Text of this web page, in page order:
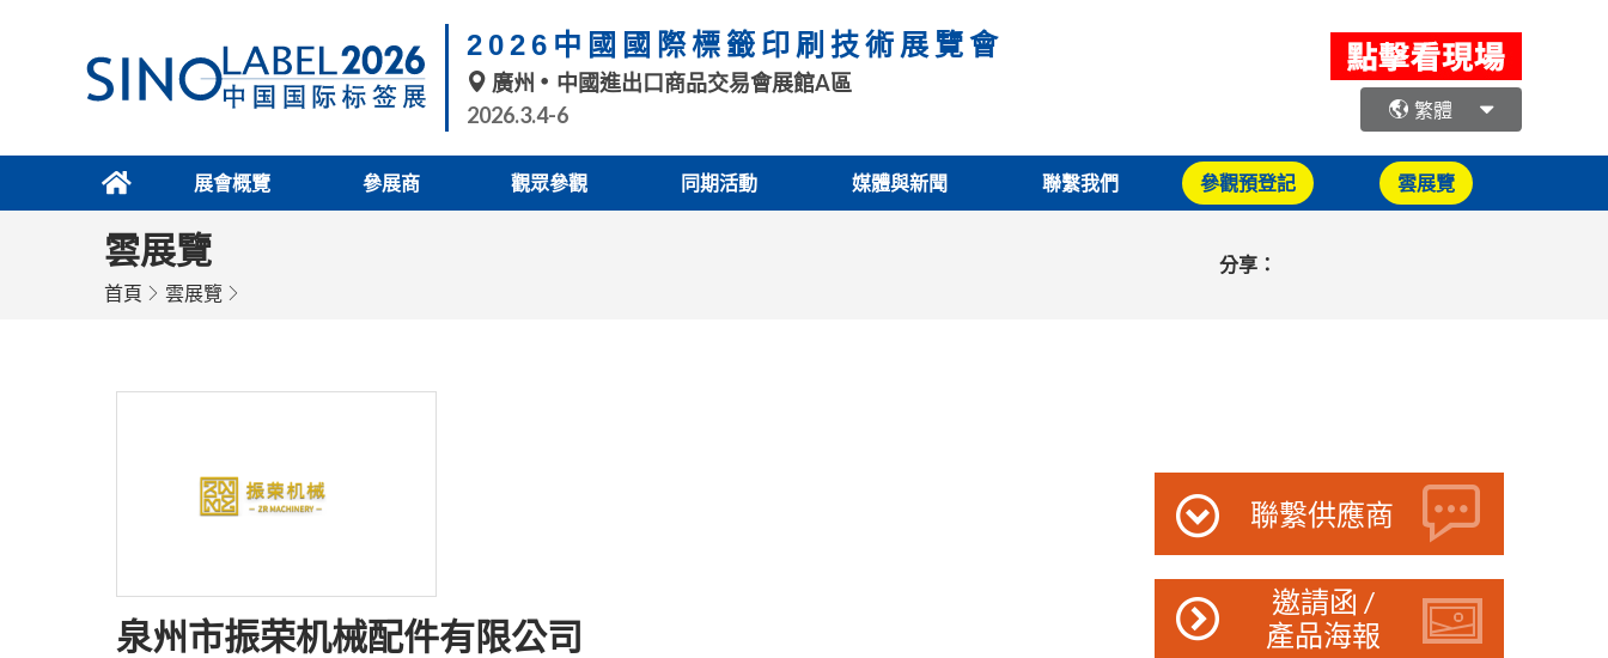
2026中國國際標籤印刷技術展覽會
廣州
中國進出口商品交易會展館A區
2026.3.4-6
繁體
展會概覽 參展商 觀眾參觀 同期活動 媒體與新聞 聯繫我們 參觀預登記 雲展覽
雲展覽
首頁 雲展覽
分享：
泉州市振荣机械配件有限公司
聯繫供應商
邀請函 /
產品海報